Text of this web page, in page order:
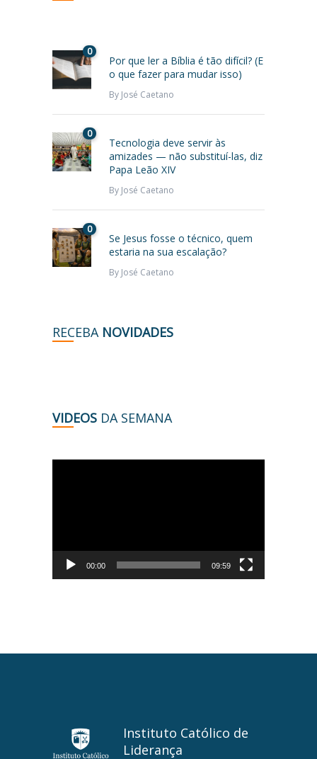
0
Por que ler a Bíblia é tão difícil? (E
o que fazer para mudar isso)
By José Caetano
0
Tecnologia deve servir às
amizades — não substituí-las, diz
Papa Leão XIV
By José Caetano
0
Se Jesus fosse o técnico, quem
estaria na sua escalação?
By José Caetano
RECEBA NOVIDADES
VIDEOS DA SEMANA
00:00 09:59
Instituto Católico de
Liderança